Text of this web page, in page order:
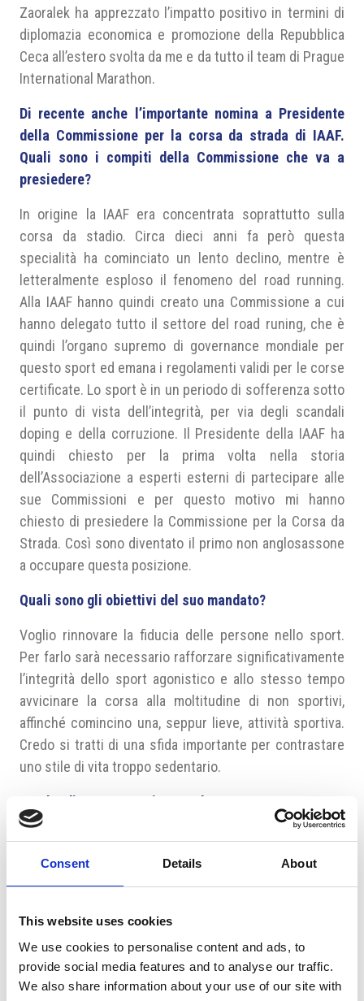
Consent Details About
This website uses cookies
We use cookies to personalise content and ads, to
provide social media features and to analyse our traffic.
We also share information about your use of our site with
Zaoralek ha apprezzato l’impatto positivo in termini di
diplomazia economica e promozione della Repubblica
Ceca all’estero svolta da me e da tutto il team di Prague
International Marathon.
Di recente anche l’importante nomina a Presidente
della Commissione per la corsa da strada di IAAF.
Quali sono i compiti della Commissione che va a
presiedere?
In origine la IAAF era concentrata soprattutto sulla
corsa da stadio. Circa dieci anni fa però questa
specialità ha cominciato un lento declino, mentre è
letteralmente esploso il fenomeno del road running.
Alla IAAF hanno quindi creato una Commissione a cui
hanno delegato tutto il settore del road runing, che è
quindi l’organo supremo di governance mondiale per
questo sport ed emana i regolamenti validi per le corse
certificate. Lo sport è in un periodo di sofferenza sotto
il punto di vista dell’integrità, per via degli scandali
doping e della corruzione. Il Presidente della IAAF ha
quindi chiesto per la prima volta nella storia
dell’Associazione a esperti esterni di partecipare alle
sue Commissioni e per questo motivo mi hanno
chiesto di presiedere la Commissione per la Corsa da
Strada. Così sono diventato il primo non anglosassone
a occupare questa posizione.
Quali sono gli obiettivi del suo mandato?
Voglio rinnovare la fiducia delle persone nello sport.
Per farlo sarà necessario rafforzare significativamente
l’integrità dello sport agonistico e allo stesso tempo
avvicinare la corsa alla moltitudine di non sportivi,
affinché comincino una, seppur lieve, attività sportiva.
Credo si tratti di una sfida importante per contrastare
uno stile di vita troppo sedentario.
PIM ha di recente avviato anche un nuovo programma
di impegno sociale a favore degli ex detenuti, la
corsa Yellow Ribbon. Ci può spiegare di cosa si
tratta?
difficoltà a trovare lavoro una volta usciti di prigione.
Perciò alla corsa, che si svolgerà all’interno della
VolksWagen Marathon di maggio, prenderanno parte
anche dodici CEO, dodici poliziotti oltre a dodici